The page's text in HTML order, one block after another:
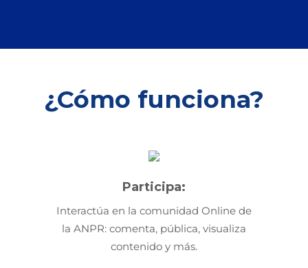
¿Cómo funciona?
Participa:
Interactúa en la comunidad Online de
la ANPR: comenta, pública, visualiza
contenido y más.